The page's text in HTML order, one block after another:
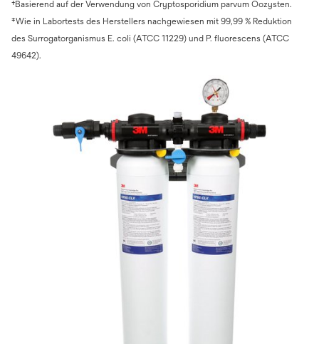
†Basierend auf der Verwendung von Cryptosporidium parvum Oozysten.
‡Wie in Labortests des Herstellers nachgewiesen mit 99,99 % Reduktion
des Surrogatorganismus E. coli (ATCC 11229) und P. fluorescens (ATCC
49642).